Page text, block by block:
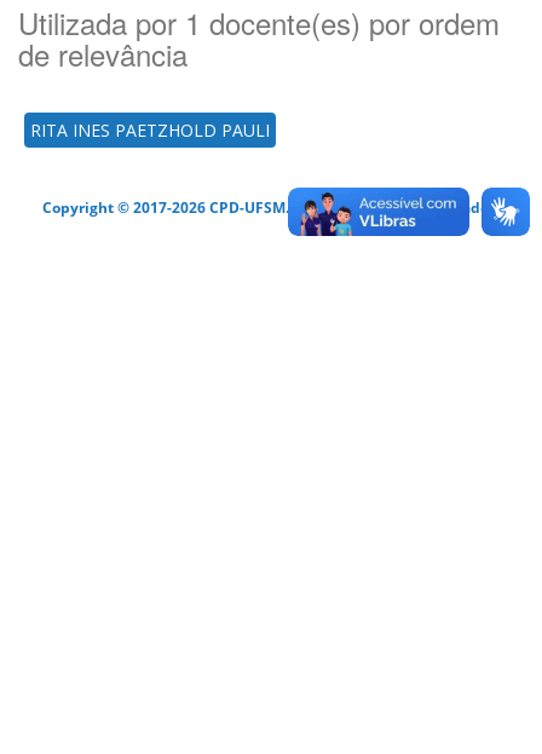
Utilizada por 1 docente(es) por ordem
de relevância
RITA INES PAETZHOLD PAULI
Copyright © 2017-2026 CPD-UFSM. Todos os direitos reservados.